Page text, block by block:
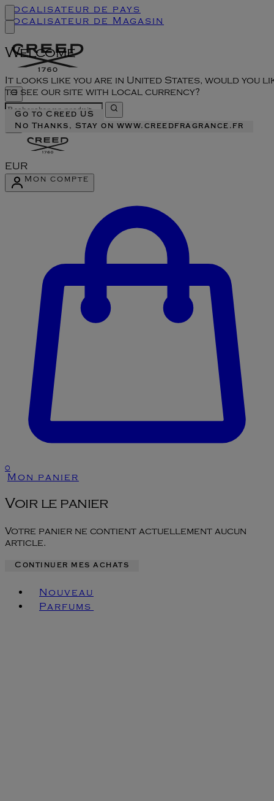
Welcome
It looks like you are in United States, would you
to see our site with local currency?
Go to Creed US
No Thanks, Stay on www.creedfragrance.fr
Localisateur de pays
Localisateur de Magasin
EUR
Mon compte
0
Mon panier
Voir le panier
Votre panier ne contient actuellement aucun
article.
Continuer mes achats
Nouveau
Parfums